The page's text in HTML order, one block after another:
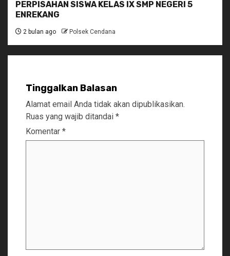
PERPISAHAN SISWA KELAS IX SMP NEGERI 5
ENREKANG
2 bulan ago Polsek Cendana
Tinggalkan Balasan
Alamat email Anda tidak akan dipublikasikan.
Ruas yang wajib ditandai *
Komentar *